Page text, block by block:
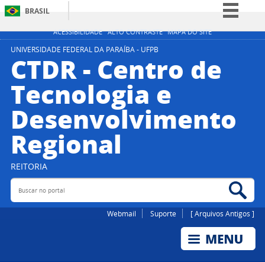
ACESSIBILIDADE ALTO CONTRASTE MAPA DO SITE
BRASIL
Simplifique!
Participe
Legislação
Canais
UNIVERSIDADE FEDERAL DA PARAÍBA - UFPB
CTDR - Centro de
Tecnologia e
Desenvolvimento
Regional
REITORIA
Buscar no portal
Webmail Suporte [ Arquivos Antigos ]